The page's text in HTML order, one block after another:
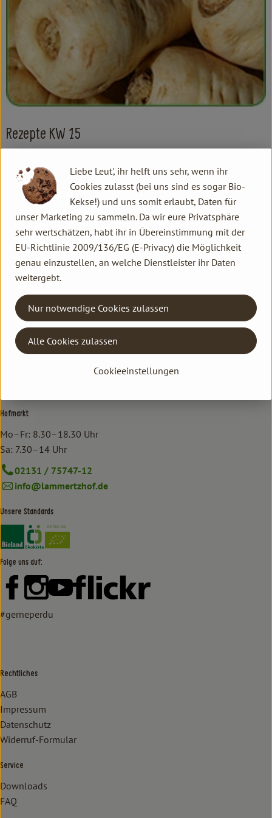
Kochen & Backen
Süß & Pikant
Getränke
Haushalt
Einkaufen
Aktuelles
Rezepte KW 15
KW 15
Kontakt allgemein
Familie Hannen GbR
Neu Lammertzhof, 41564 Kaarst
info@lammertzhof.de
Familie Hannen Gemüse Abo
Neu Lammertzhof, 41564 Kaarst
02131 / 75747-17
Hofmarkt
Mo–Fr: 8.30–18.30 Uhr
Sa: 7.30–14 Uhr
02131 / 75747-12
info@lammertzhof.de
Unsere Standards
Externer Link zu https://www.bioland.de/verbraucher
Externer Link zu https://www.oekokiste.de/
Folge uns auf:
Externer Link zu https://www.facebook.com/lammertzhof/
Externer Link zu https://www.instagram.com/
Externer Link zu https://www.youtube.com/
Externer Link zu https://
#gerneperdu
Rechtliches
AGB
Impressum
Datenschutz
Widerruf-Formular
Service
Downloads
FAQ
Liebe Leut', ihr helft uns sehr, wenn ihr
Cookies zulasst (bei uns sind es sogar Bio-
Kekse!) und uns somit erlaubt, Daten für
unser Marketing zu sammeln. Da wir eure Privatsphäre
sehr wertschätzen, habt ihr in Übereinstimmung mit der
EU-Richtlinie 2009/136/EG (E-Privacy) die Möglichkeit
genau einzustellen, an welche Dienstleister ihr Daten
weitergebt.
Cookieeinstellungen
Nur notwendige Cookies zulassen
Alle Cookies zulassen